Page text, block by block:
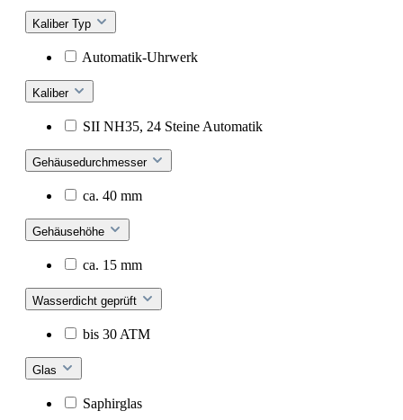
Kaliber Typ
Automatik-Uhrwerk
Kaliber
SII NH35, 24 Steine Automatik
Gehäusedurchmesser
ca. 40 mm
Gehäusehöhe
ca. 15 mm
Wasserdicht geprüft
bis 30 ATM
Glas
Saphirglas